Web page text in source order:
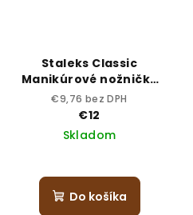
Staleks Classic
Manikúrové nožničky
na nechty SC-62/2
€9,76 bez DPH
€12
Skladom
Do košíka